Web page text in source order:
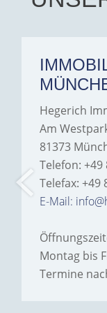
Hegerich
Am
81373
Telefon: +49
Telefax: +49
E-Mail:
Montag bis
Termine